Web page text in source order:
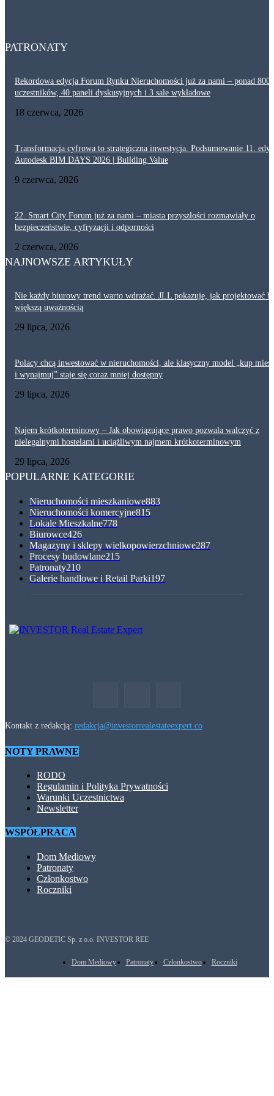
PATRONATY
Rekordowa edycja Forum Rynku Nieruchomości już za nami – ponad 800
uczestników, 40 paneli dyskusyjnych i 3 sale wykładowe
18 czerwca, 2026
Transformacja cyfrowa to strategiczna inwestycja. Podsumowanie 11.
Autodesk BIM DAYS 2026 | Building Value
9 czerwca, 2026
22. Smart City Forum już za nami – miasta przyszłości rozmawiały o
bezpieczeństwie, cyfryzacji i odporności
2 czerwca, 2026
NAJNOWSZE ARTYKUŁY
Nie każdy biurowy trend warto wdrażać. JLL pokazuje, jak projektować
większą uważnością
29 lipca, 2026
Polacy chcą inwestować w nieruchomości, ale klasyczny model „kup
i wynajmuj” staje się coraz mniej dostępny
29 lipca, 2026
Najem krótkoterminowy – Jak obowiązujące prawo pozwala walczyć z
nielegalnymi hostelami i uciążliwym najmem krótkoterminowym
29 lipca, 2026
POPULARNE KATEGORIE
Nieruchomości mieszkaniowe883
Nieruchomości komercyjne815
Lokale Mieszkalne778
Biurowce426
Magazyny i sklepy wielkopowierzchniowe287
Procesy budowlane215
Patronaty210
Galerie handlowe i Retail Parki197
Kontakt z redakcją: redakcja@investorrealestateexpert.co
NOTY PRAWNE
RODO
Regulamin i Polityka Prywatności
Warunki Uczestnictwa
Newsletter
WSPÓŁPRACA
Dom Mediowy
Patronaty
Członkostwo
Roczniki
© 2024 GEODETIC Sp. z o.o. INVESTOR REE
Dom Mediowy Patronaty Członkostwo Roczniki